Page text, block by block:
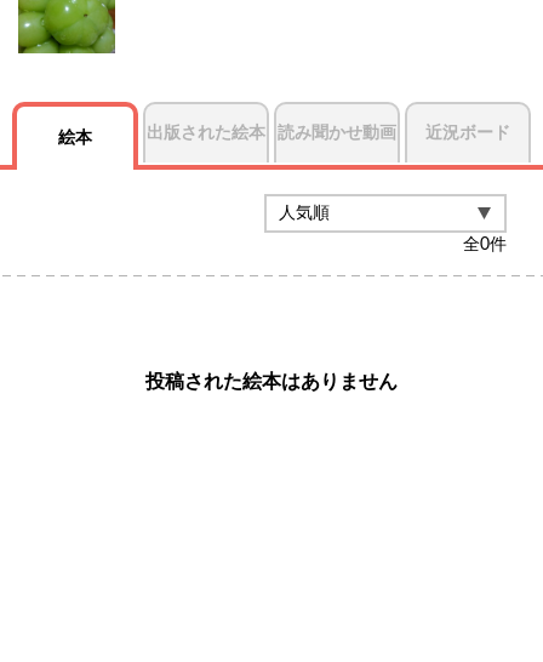
絵本 出版された絵本 読み聞かせ動画 近況ボード
全0件
投稿された絵本はありません